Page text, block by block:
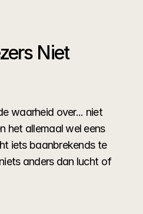
Niet
waarheid over... niet
het allemaal wel eens
iets baanbrekends te
anders dan lucht of